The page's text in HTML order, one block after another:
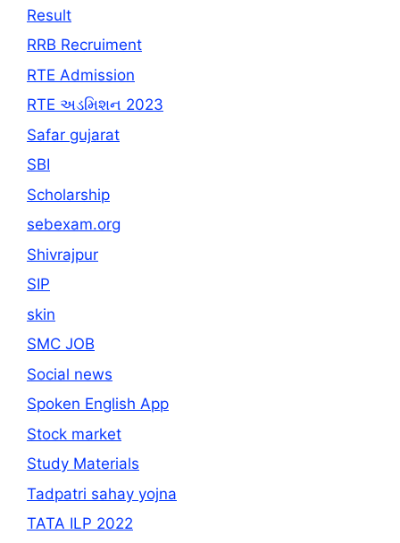
Result
RRB Recruiment
RTE Admission
RTE અડમિશન 2023
Safar gujarat
SBI
Scholarship
sebexam.org
Shivrajpur
SIP
skin
SMC JOB
Social news
Spoken English App
Stock market
Study Materials
Tadpatri sahay yojna
TATA ILP 2022